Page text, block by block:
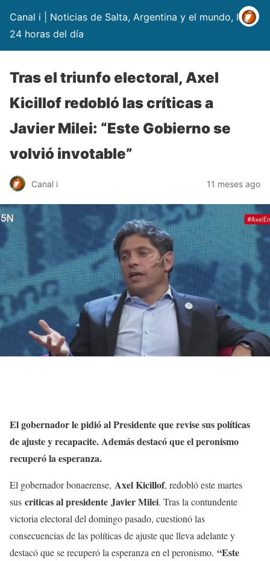
Canal i | Noticias de Salta, Argentina y el mundo, las
24 horas del día
Tras el triunfo electoral, Axel
Kicillof redobló las críticas a
Javier Milei: “Este Gobierno se
volvió invotable”
Canal i 11 meses ago
El gobernador le pidió al Presidente que revise sus políticas
de ajuste y recapacite. Además destacó que el peronismo
recuperó la esperanza.
El gobernador bonaerense, Axel Kicillof, redobló este martes
sus criticas al presidente Javier Milei. Tras la contundente
victoria electoral del domingo pasado, cuestionó las
consecuencias de las políticas de ajuste que lleva adelante y
destacó que se recuperó la esperanza en el peronismo. “Este